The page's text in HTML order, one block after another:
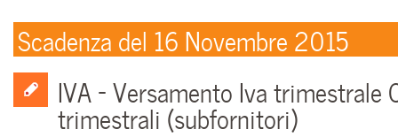
Scadenza del 16 Novembre 2015
IVA – Versamento Iva trimestrale
trimestrali (subfornitori)